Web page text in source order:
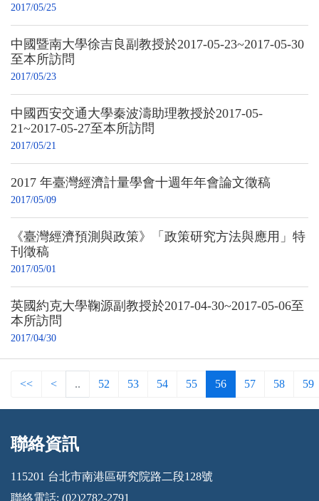
2017/05/25
中國暨南大學徐吉良副教授於2017-05-23~2017-05-30
至本所訪問
2017/05/23
中國西安交通大學秦波濤助理教授於2017-05-
21~2017-05-27至本所訪問
2017/05/21
2017 年臺灣經濟計量學會十週年年會論文徵稿
2017/05/09
《臺灣經濟預測與政策》「政策研究方法與應用」特
刊徵稿
2017/05/01
英國約克大學鞠源副教授於2017-04-30~2017-05-06至
本所訪問
2017/04/30
<< < .. 52 53 54 55 56 57 58 59
:::
聯絡資訊
115201 台北市南港區研究院路二段128號
聯絡電話: (02)2782-2791